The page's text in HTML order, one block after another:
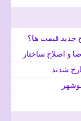
جدید قیمت ها؟